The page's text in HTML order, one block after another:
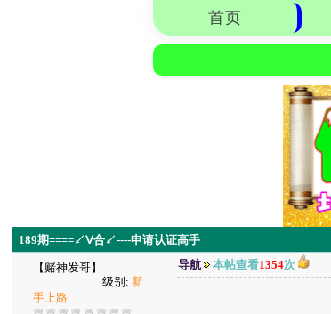
首页
189期====↙Ⅴ合↙----申请认证高手
【赌神发哥】
级别: 新
手上路
导航 本帖查看1354次